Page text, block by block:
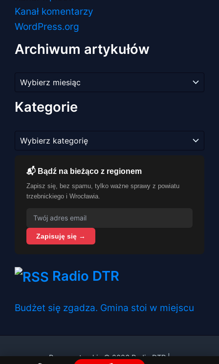
Kanał komentarzy
WordPress.org
Archiwum artykułów
artykułów
Kategorie
📬 Bądź na bieżąco z regionem
Zapisz się, bez spamu, tylko ważne sprawy z powiatu
trzebnickiego i Wrocławia.
Zapisuję się →
Radio DTR
Budżet się zgadza. Gmina stoi w miejscu
Prawa autorskie © 2026 Radio DTR |